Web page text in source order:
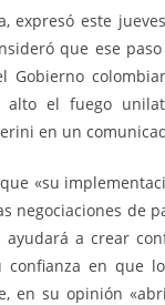
expresó este
que ese
alto el fuego
en un
«su
negociaciones de
a crear
en que
en su opinión